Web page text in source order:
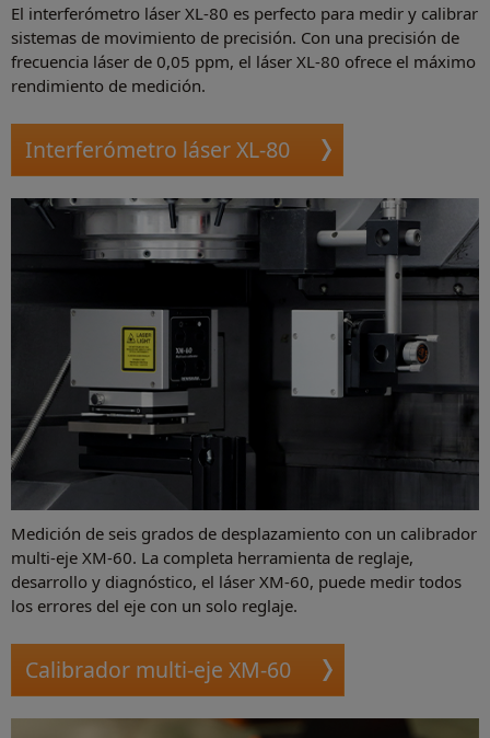
El interferómetro láser XL-80 es perfecto para medir y calibrar
sistemas de movimiento de precisión. Con una precisión de
frecuencia láser de 0,05 ppm, el láser XL-80 ofrece el máximo
rendimiento de medición.
Interferómetro láser XL-80
Medición de seis grados de desplazamiento con un calibrador
multi-eje XM-60. La completa herramienta de reglaje,
desarrollo y diagnóstico, el láser XM-60, puede medir todos
los errores del eje con un solo reglaje.
Calibrador multi-eje XM-60